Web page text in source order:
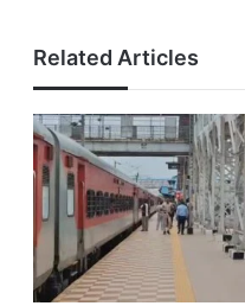
Related Articles